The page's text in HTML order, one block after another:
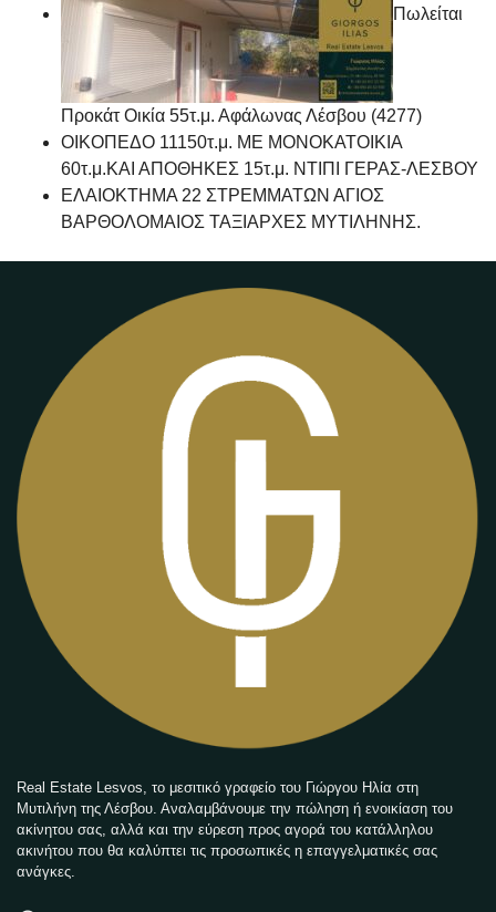
Πωλείται
Προκάτ Οικία 55τ.μ. Αφάλωνας Λέσβου (4277)
ΟΙΚΟΠΕΔΟ 11150τ.μ. ΜΕ ΜΟΝΟΚΑΤΟΙΚΙΑ
60τ.μ.ΚΑΙ ΑΠΟΘΗΚΕΣ 15τ.μ. ΝΤΙΠΙ ΓΕΡΑΣ-ΛΕΣΒΟΥ
ΕΛΑΙΟΚΤΗΜΑ 22 ΣΤΡΕΜΜΑΤΩΝ ΑΓΙΟΣ
ΒΑΡΘΟΛΟΜΑΙΟΣ ΤΑΞΙΑΡΧΕΣ ΜΥΤΙΛΗΝΗΣ.
Real Estate Lesvos, το μεσιτικό γραφείο του Γιώργου Ηλία στη
Μυτιλήνη της Λέσβου. Αναλαμβάνουμε την πώληση ή ενοικίαση του
ακίνητου σας, αλλά και την εύρεση προς αγορά του κατάλληλου
ακινήτου που θα καλύπτει τις προσωπικές η επαγγελματικές σας
ανάγκες.